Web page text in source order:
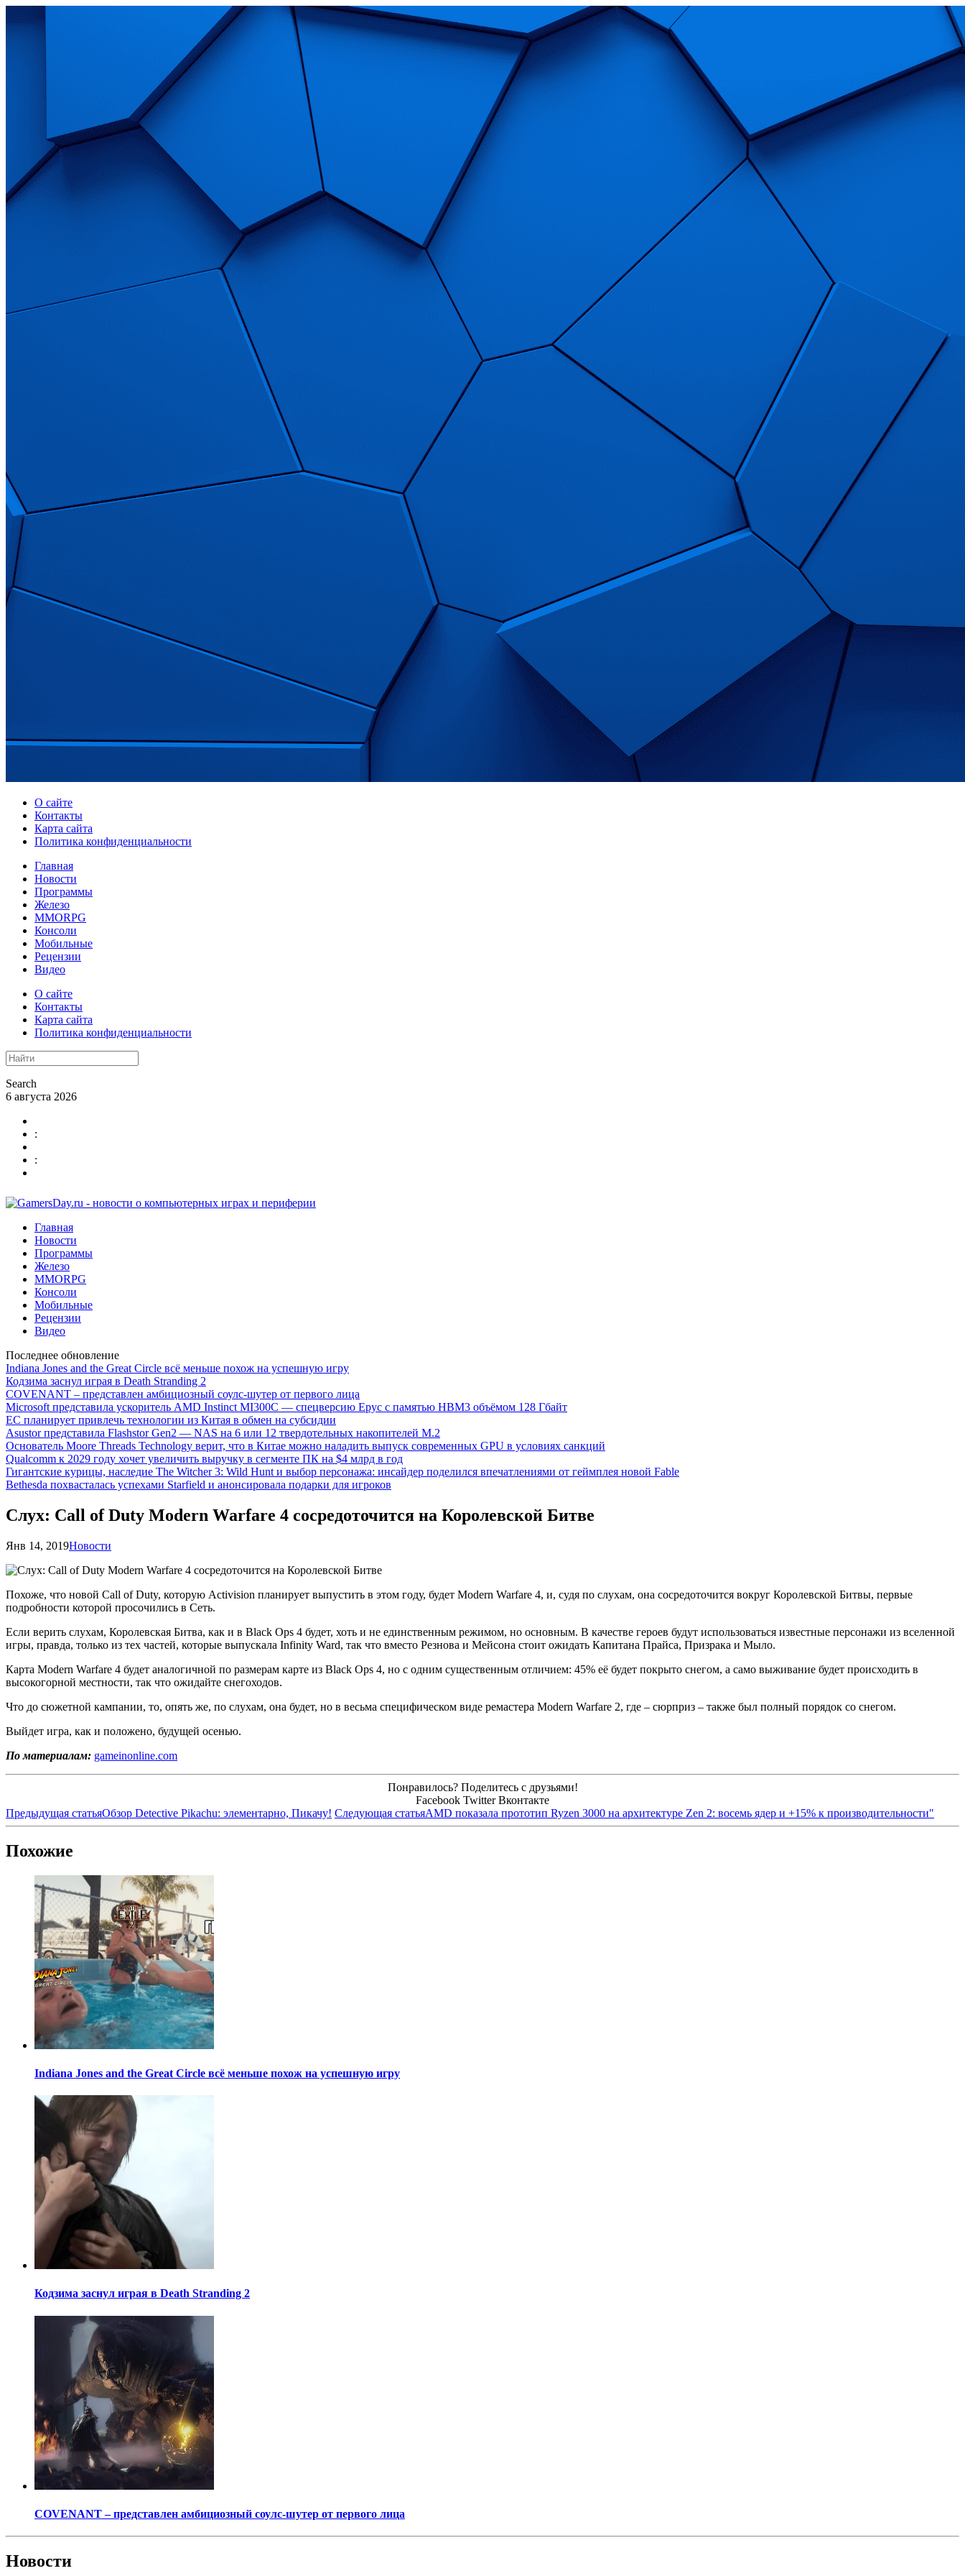
О сайте
Контакты
Карта сайта
Политика конфиденциальности
Главная
Новости
Программы
Железо
MMORPG
Консоли
Мобильные
Рецензии
Видео
О сайте
Контакты
Карта сайта
Политика конфиденциальности
Search
6 августа 2026
:
:
Главная
Новости
Программы
Железо
MMORPG
Консоли
Мобильные
Рецензии
Видео
Последнее обновление
Indiana Jones and the Great Circle всё меньше похож на успешную игру
Кодзима заснул играя в Death Stranding 2
COVENANT – представлен амбициозный соулс-шутер от первого лица
Microsoft представила ускоритель AMD Instinct MI300C — спецверсию Epyc с памятью HBM3 объёмом 128 Гбайт
ЕС планирует привлечь технологии из Китая в обмен на субсидии
Asustor представила Flashstor Gen2 — NAS на 6 или 12 твердотельных накопителей M.2
Основатель Moore Threads Technology верит, что в Китае можно наладить выпуск современных GPU в условиях санкций
Qualcomm к 2029 году хочет увеличить выручку в сегменте ПК на $4 млрд в год
Гигантские курицы, наследие The Witcher 3: Wild Hunt и выбор персонажа: инсайдер поделился впечатлениями от геймплея новой Fable
Bethesda похвасталась успехами Starfield и анонсировала подарки для игроков
Слух: Call of Duty Modern Warfare 4 сосредоточится на Королевской Битве
Янв 14, 2019Новости
Похоже, что новой Call of Duty, которую Activision планирует выпустить в этом году, будет Modern Warfare 4, и, судя по слухам, она сосредоточится вокруг Королевской Битвы, первые
подробности которой просочились в Сеть.
Если верить слухам, Королевская Битва, как и в Black Ops 4 будет, хоть и не единственным режимом, но основным. В качестве героев будут использоваться известные персонажи из вселенной
игры, правда, только из тех частей, которые выпускала Infinity Ward, так что вместо Резнова и Мейсона стоит ожидать Капитана Прайса, Призрака и Мыло.
Карта Modern Warfare 4 будет аналогичной по размерам карте из Black Ops 4, но с одним существенным отличием: 45% её будет покрыто снегом, а само выживание будет происходить в
высокогорной местности, так что ожидайте снегоходов.
Что до сюжетной кампании, то, опять же, по слухам, она будет, но в весьма специфическом виде ремастера Modern Warfare 2, где – сюрприз – также был полный порядок со снегом.
Выйдет игра, как и положено, будущей осенью.
По материалам: gameinonline.com
Понравилось? Поделитесь с друзьями!
Facebook Twitter Вконтакте
Предыдущая статьяОбзор Detective Pikachu: элементарно, Пикачу! Следующая статьяAMD показала прототип Ryzen 3000 на архитектуре Zen 2: восемь ядер и +15% к производительности"
Похожие
Indiana Jones and the Great Circle всё меньше похож на успешную игру
Кодзима заснул играя в Death Stranding 2
COVENANT – представлен амбициозный соулс-шутер от первого лица
Новости